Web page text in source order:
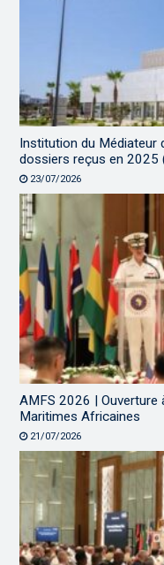
Institution du Médiateur
dossiers reçus en 2025
23/07/2026
AMFS 2026 | Ouverture
Maritimes Africaines
21/07/2026